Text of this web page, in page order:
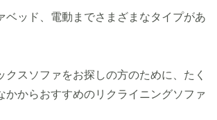
ベッド、電動までさまざまなタイプがあ
クスソファをお探しの方のために、たく
かからおすすめのリクライニングソファ